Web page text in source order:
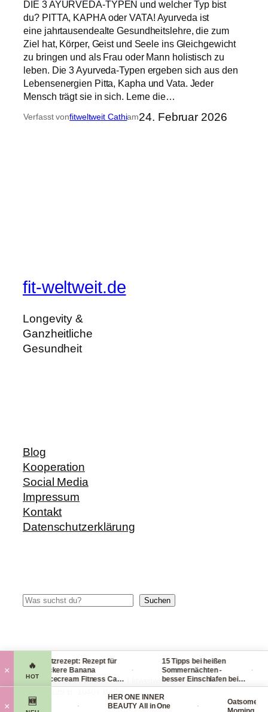
DIE 3 AYURVEDA-TYPEN und welcher Typ bist
du? PITTA, KAPHA oder VATA! Ayurveda ist
eine jahrtausendealte Gesundheitslehre, die zum
Ziel hat, Körper, Geist und Seele ins Gleichgewicht
zu bringen und als Frau oder Mann holistisch zu
leben. Die 3 Ayurveda-Typen ergeben sich aus den
Lebensenergien Pitta, Kapha und Vata. Jeder
Mensch trägt sie in sich. Lerne die…
Verfasst vonfitweltweit Cathiam24. Februar 2026
fit-weltweit.de
Longevity &
Ganzheitliche
Gesundheit
Blog
Kooperation
Social Media
Impressum
Kontakt
Datenschutzerklärung
Suchen Suchen
© 2014-2026 fit-weltweit.de I fitweltweit GmbH Storkower
× 🔥
HOT
·
Blitzrezept: Rezept für
leckere Banana
Nicecream Fitness Carb
Eiscream
15 Tipps bei heißen
Sommernächten -
besser Einschlafen bei
Hitze (Tag & Nacht)
× 🆕
Organics
Face Mask
HER ONE INNER
BEAUTY All in One
Oatsome